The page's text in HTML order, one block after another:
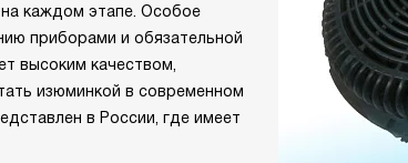
на каждом этапе. Особое
приборами и обязательной
высоким качеством,
изюминкой в современном
в России, где имеет